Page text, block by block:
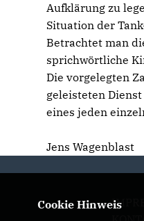
Aufklärung zu
Situation der
Betrachtet man
sprichwörtliche
Die vorgelegten
geleisteten
eines jeden
Jens Wagenblast
Cookie Hinweis